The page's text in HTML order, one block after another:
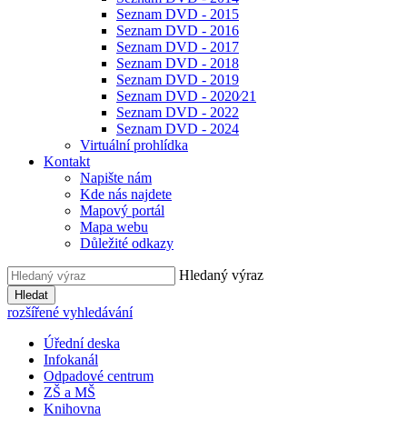
Seznam DVD - 2015
Seznam DVD - 2016
Seznam DVD - 2017
Seznam DVD - 2018
Seznam DVD - 2019
Seznam DVD - 2020⁄21
Seznam DVD - 2022
Seznam DVD - 2024
Virtuální prohlídka
Kontakt
Napište nám
Kde nás najdete
Mapový portál
Mapa webu
Důležité odkazy
Hledaný výraz
Hledat
rozšířené vyhledávání
Úřední deska
Infokanál
Odpadové centrum
ZŠ a MŠ
Knihovna